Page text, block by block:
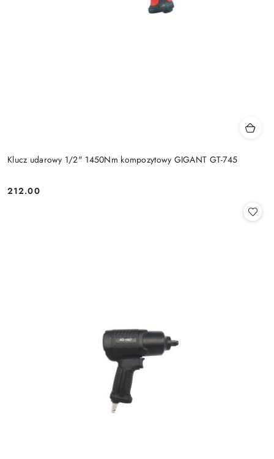
Klucz udarowy 1/2" 1450Nm kompozytowy GIGANT GT-745
Cena:
212.00